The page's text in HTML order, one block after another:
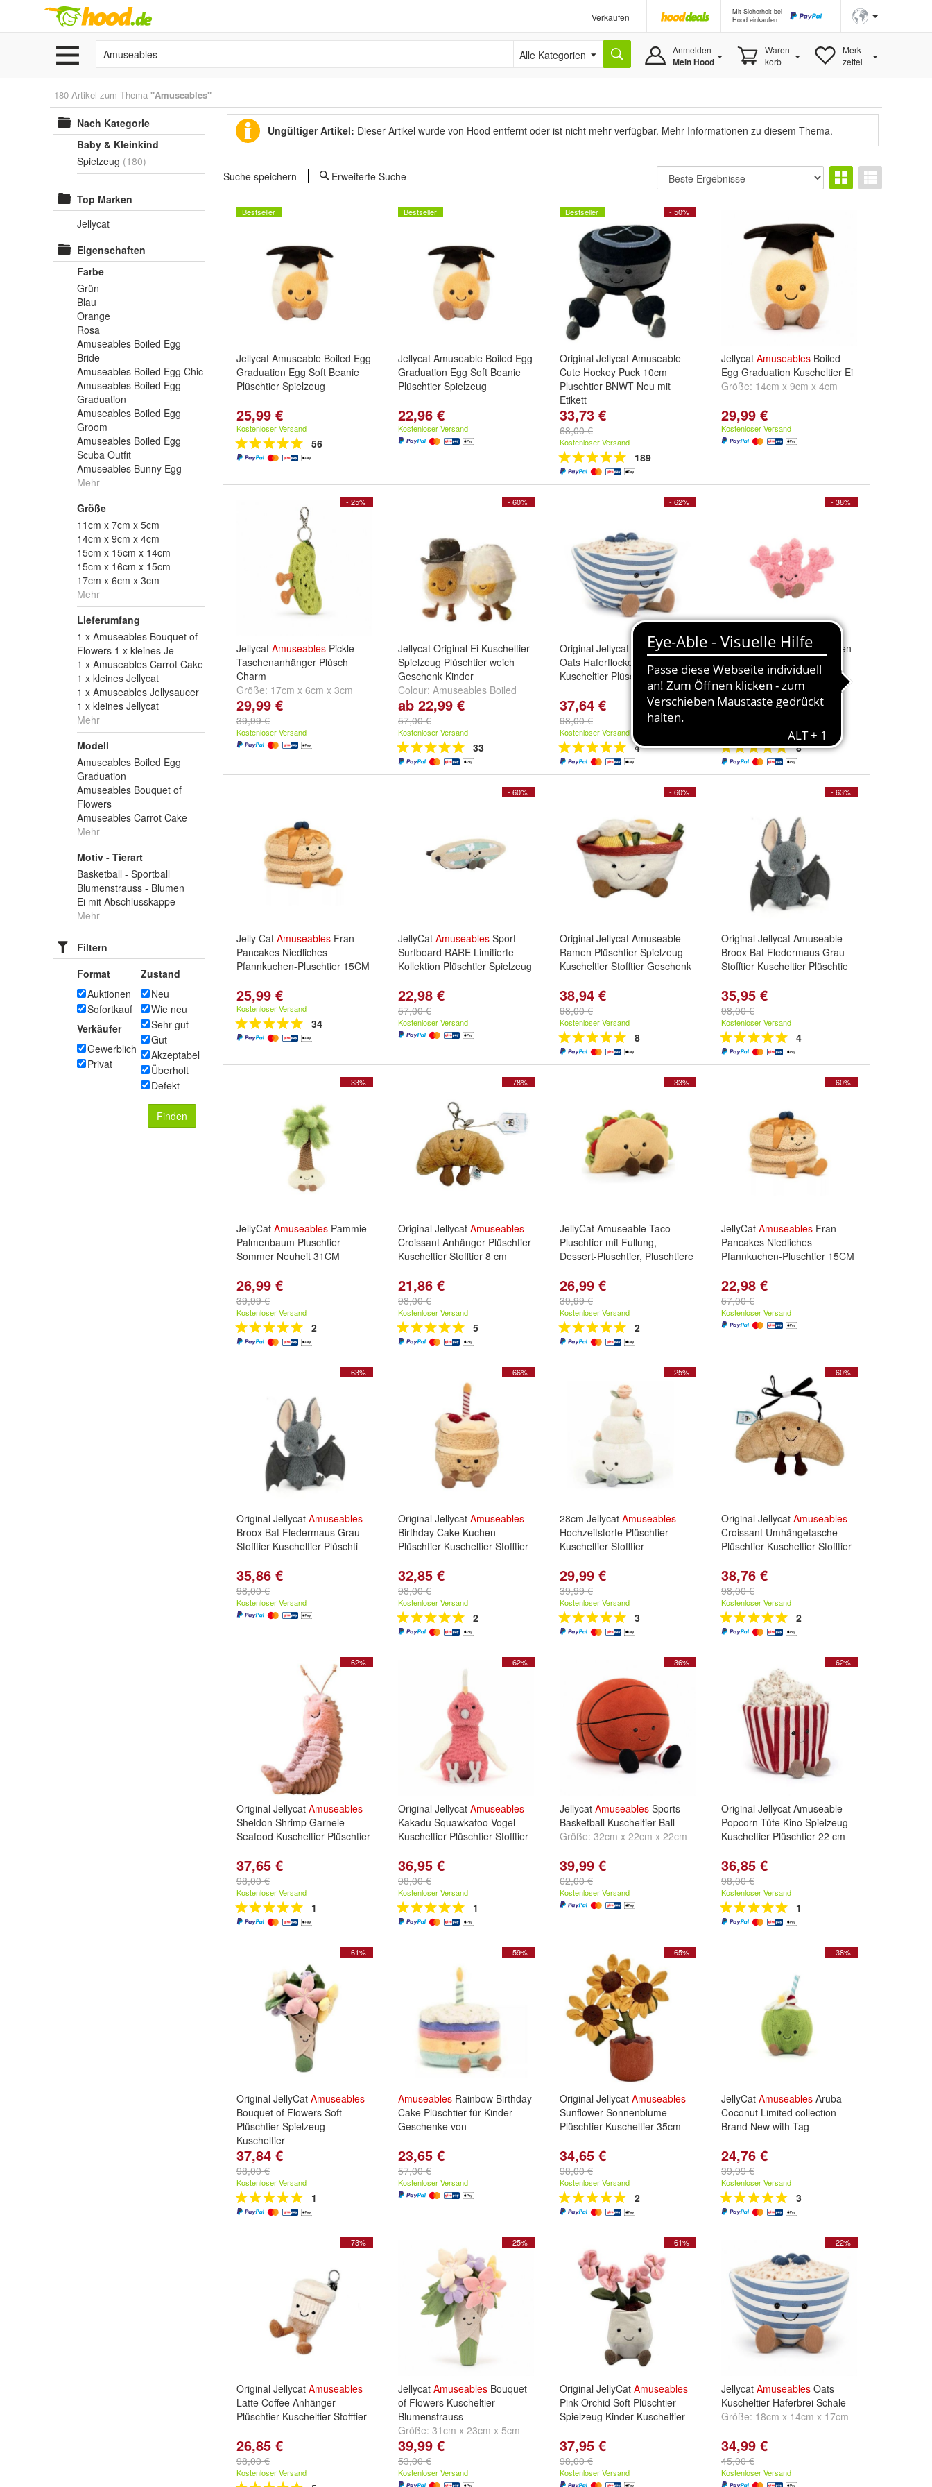
Verkaufen
Mit Sicherheit bei
Hood einkaufen
Alle Kategorien Anmelden
Mein Hood
Waren-
korb
Merk-
zettel
180 Artikel zum Thema "Amuseables"
Nach Kategorie
Baby & Kleinkind
Spielzeug (180)
Top Marken
Jellycat
Eigenschaften
Farbe
Grün
Blau
Orange
Rosa
Amuseables Boiled Egg
Bride
Amuseables Boiled Egg Chic
Amuseables Boiled Egg
Graduation
Amuseables Boiled Egg
Groom
Amuseables Boiled Egg
Scuba Outfit
Amuseables Bunny Egg
Mehr
Größe
11cm x 7cm x 5cm
14cm x 9cm x 4cm
15cm x 15cm x 14cm
15cm x 16cm x 15cm
17cm x 6cm x 3cm
Mehr
Lieferumfang
1 x Amuseables Bouquet of
Flowers 1 x kleines Je
1 x Amuseables Carrot Cake
1 x kleines Jellycat
1 x Amuseables Jellysaucer
1 x kleines Jellycat
Mehr
Modell
Amuseables Boiled Egg
Graduation
Amuseables Bouquet of
Flowers
Amuseables Carrot Cake
Mehr
Motiv - Tierart
Basketball - Sportball
Blumenstrauss - Blumen
Ei mit Abschlusskappe
Mehr
Filtern
Format
Auktionen
Sofortkauf
Verkäufer
Gewerblich
Privat
Zustand
Neu
Wie neu
Sehr gut
Gut
Akzeptabel
Überholt
Defekt
Finden
Ungültiger Artikel: Dieser Artikel wurde von Hood entfernt oder ist nicht mehr verfügbar. Mehr Informationen zu diesem Thema.
Suche speichern Erweiterte Suche
Bestseller
Jellycat Amuseable Boiled Egg
Graduation Egg Soft Beanie
Plüschtier Spielzeug
25,99 €
Kostenloser Versand
56
Bestseller
Jellycat Amuseable Boiled Egg
Graduation Egg Soft Beanie
Plüschtier Spielzeug
22,96 €
Kostenloser Versand
- 50%
Bestseller
Original Jellycat Amuseable
Cute Hockey Puck 10cm
Pluschtier BNWT Neu mit
Etikett
33,73 €
68,00 €
Kostenloser Versand
189
Jellycat Amuseables Boiled
Egg Graduation Kuscheltier Ei
Größe: 14cm x 9cm x 4cm
29,99 €
Kostenloser Versand
- 25%
Jellycat Amuseables Pickle
Taschenanhänger Plüsch
Charm
Größe: 17cm x 6cm x 3cm
29,99 €
39,99 €
Kostenloser Versand
- 60%
Jellycat Original Ei Kuscheltier
Spielzeug Plüschtier weich
Geschenk Kinder
Colour: Amuseables Boiled
Egg Groom, Amuseables
Boiled Egg Bride
Bunny Eggund
ab 22,99 €
57,00 €
Kostenloser Versand
33
- 62%
Original Jellycat Amuseable
Oats Haferflocken Bowl
Kuscheltier Plüschtier
37,64 €
98,00 €
Kostenloser Versand
4
- 38%
JellyCatAmuseables Korallen-
Stofftier Rosa Korallen-
Pluschtier Z
24,76 €
Kostenloser Versand
8
Jelly Cat Amuseables Fran
Pancakes Niedliches
Pfannkuchen-Pluschtier 15CM
25,99 €
Kostenloser Versand
34
- 60%
JellyCat Amuseables Sport
Surfboard RARE Limitierte
Kollektion Plüschtier Spielzeug
22,98 €
57,00 €
Kostenloser Versand
- 60%
Original Jellycat Amuseable
Ramen Plüschtier Spielzeug
Kuscheltier Stofftier Geschenk
38,94 €
98,00 €
Kostenloser Versand
8
- 63%
Original Jellycat Amuseable
Broox Bat Fledermaus Grau
Stofftier Kuscheltier Plüschtie
35,95 €
98,00 €
Kostenloser Versand
4
- 33%
JellyCat Amuseables Pammie
Palmenbaum Pluschtier
Sommer Neuheit 31CM
26,99 €
39,99 €
Kostenloser Versand
2
- 78%
Original Jellycat Amuseables
Croissant Anhänger Plüschtier
Kuscheltier Stofftier 8 cm
21,86 €
98,00 €
Kostenloser Versand
5
- 33%
JellyCat Amuseable Taco
Pluschtier mit Fullung,
Dessert-Pluschtier, Pluschtiere
26,99 €
39,99 €
Kostenloser Versand
2
- 60%
JellyCat Amuseables Fran
Pancakes Niedliches
Pfannkuchen-Pluschtier 15CM
22,98 €
57,00 €
Kostenloser Versand
- 63%
Original Jellycat Amuseables
Broox Bat Fledermaus Grau
Stofftier Kuscheltier Plüschti
35,86 €
98,00 €
Kostenloser Versand
- 66%
Original Jellycat Amuseables
Birthday Cake Kuchen
Plüschtier Kuscheltier Stofftier
32,85 €
98,00 €
Kostenloser Versand
2
- 25%
28cm Jellycat Amuseables
Hochzeitstorte Plüschtier
Kuscheltier Stofftier
29,99 €
39,99 €
Kostenloser Versand
3
- 60%
Original Jellycat Amuseables
Croissant Umhängetasche
Plüschtier Kuscheltier Stofftier
38,76 €
98,00 €
Kostenloser Versand
2
- 62%
Original Jellycat Amuseables
Sheldon Shrimp Garnele
Seafood Kuscheltier Plüschtier
37,65 €
98,00 €
Kostenloser Versand
1
- 62%
Original Jellycat Amuseables
Kakadu Squawkatoo Vogel
Kuscheltier Plüschtier Stofftier
36,95 €
98,00 €
Kostenloser Versand
1
- 36%
Jellycat Amuseables Sports
Basketball Kuscheltier Ball
Größe: 32cm x 22cm x 22cm
39,99 €
62,00 €
Kostenloser Versand
- 62%
Original Jellycat Amuseable
Popcorn Tüte Kino Spielzeug
Kuscheltier Plüschtier 22 cm
36,85 €
98,00 €
Kostenloser Versand
1
- 61%
Original JellyCat Amuseables
Bouquet of Flowers Soft
Plüschtier Spielzeug
Kuscheltier
37,84 €
98,00 €
Kostenloser Versand
1
- 59%
Amuseables Rainbow Birthday
Cake Plüschtier für Kinder
Geschenke von
23,65 €
57,00 €
Kostenloser Versand
- 65%
Original Jellycat Amuseables
Sunflower Sonnenblume
Plüschtier Kuscheltier 35cm
34,65 €
98,00 €
Kostenloser Versand
2
- 38%
JellyCat Amuseables Aruba
Coconut Limited collection
Brand New with Tag
24,76 €
39,99 €
Kostenloser Versand
3
- 73%
Original Jellycat Amuseables
Latte Coffee Anhänger
Plüschtier Kuscheltier Stofftier
26,85 €
98,00 €
Kostenloser Versand
- 25%
Jellycat Amuseables Bouquet
of Flowers Kuscheltier
Blumenstrauss
Größe: 31cm x 23cm x 5cm
39,99 €
53,00 €
Kostenloser Versand
- 61%
Original JellyCat Amuseables
Pink Orchid Soft Plüschtier
Spielzeug Kinder Kuscheltier
37,95 €
98,00 €
Kostenloser Versand
- 22%
Jellycat Amuseables Oats
Kuscheltier Haferbrei Schale
Größe: 18cm x 14cm x 17cm
34,99 €
45,00 €
Kostenloser Versand